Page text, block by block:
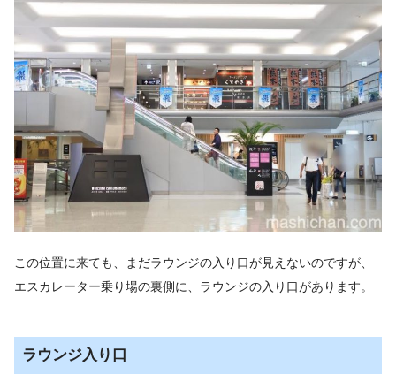
この位置に来ても、まだラウンジの入り口が見えないのですが、
エスカレーター乗り場の裏側に、ラウンジの入り口があります。
ラウンジ入り口